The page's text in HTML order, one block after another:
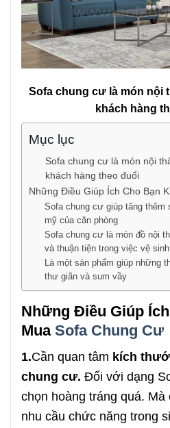
Sofa chung cư là món nội
khách hàng
Mục lục
Sofa chung cư là món nội
khách hàng theo đuổi
Những Điều Giúp Ích Cho Bạn
Sofa chung cư giúp tăng thêm
mỹ của căn phòng
Sofa chung cư là món đồ nội
và thuận tiện trong việc vệ sinh
Là một sản phẩm giúp những
thư giãn và sum vầy
Những Điều Giúp
Mua Sofa Chung Cư
1.Cần quan tâm kích
chung cư. Đối với dạng
chọn hoàng tráng quá.
nhu cầu chức năng trong